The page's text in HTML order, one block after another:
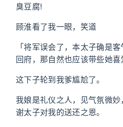
臭豆腐!
顾淮看了我一眼，笑道
「将军误会了，本太子确是
回府，那自然也应该带些她喜
这下子轮到我爹尴尬了。
我娘是礼仪之人，见气氛微
谢太子对我的送还之恩。